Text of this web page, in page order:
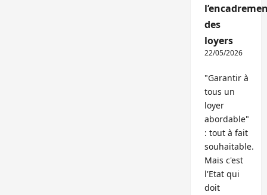
des
loyers
22/05/2026
"Garantir à
tous un
loyer
abordable"
: tout à fait
souhaitable.
Mais c'est
l'Etat qui
doit